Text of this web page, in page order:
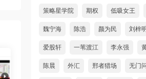
策略星学院 期权 低吸女王
魏宁海 陈浩 颜为民 刘梓
爱股轩 一苇渡江 李永强
陈晨 外汇 邢者猎场 无门